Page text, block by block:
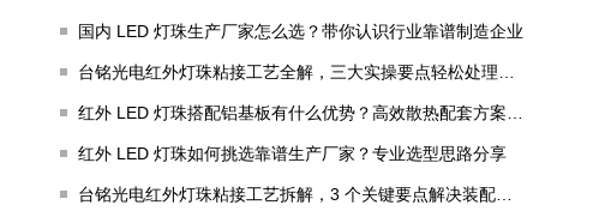
国内 LED 灯珠生产厂家怎么选？带你认识行业靠谱制造企业
红外 LED 灯珠如何挑选靠谱生产厂家？专业选型思路分享
台铭光电红外灯珠粘接工艺拆解，3 个关键要点解决装配常见问题